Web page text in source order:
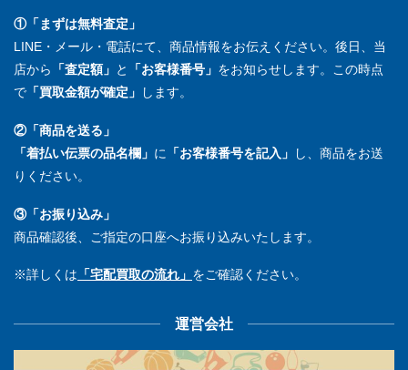
①「まずは無料査定」
LINE・メール・電話にて、商品情報をお伝えください。後日、当
店から
「査定額」 と 「お客様番号」 をお知らせします。この時点
で 「買取金額が確定」 します。
②「商品を送る」
「着払い伝票の品名欄」 に 「お客様番号を記入」
し、商品をお送
りください。
③「お振り込み」
商品確認後、ご指定の口座へお振り込みいたします。
※詳しくは 「宅配買取の流れ」 をご確認ください。
運営会社